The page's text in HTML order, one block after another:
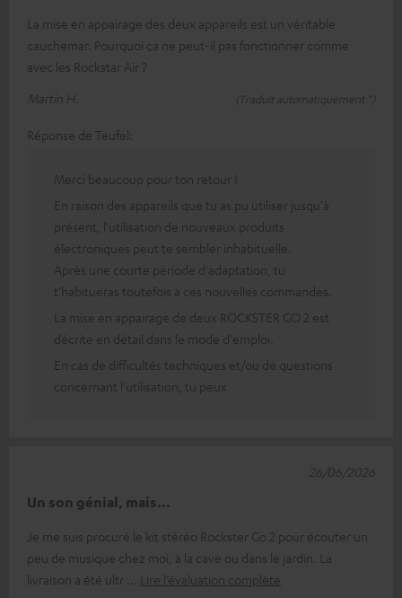
La mise en appairage des deux appareils est un véritable
cauchemar. Pourquoi ça ne peut-il pas fonctionner comme
avec les Rockstar Air ?
Martin H.
(Traduit automatiquement *)
Réponse de Teufel:
Merci beaucoup pour ton retour !
En raison des appareils que tu as pu utiliser jusqu'à
présent, l'utilisation de nouveaux produits
électroniques peut te sembler inhabituelle.
Après une courte période d'adaptation, tu
t'habitueras toutefois à ces nouvelles commandes.
La mise en appairage de deux ROCKSTER GO 2 est
décrite en détail dans le mode d'emploi.
En cas de difficultés techniques et/ou de questions
concernant l'utilisation, tu peux
Un son génial, mais…
Je me suis procuré le kit stéréo Rockster Go 2 pour écouter un
peu de musique chez moi, à la cave ou dans le jardin. La
livraison a été ultr
Lire l’évaluation complète
26/06/2026